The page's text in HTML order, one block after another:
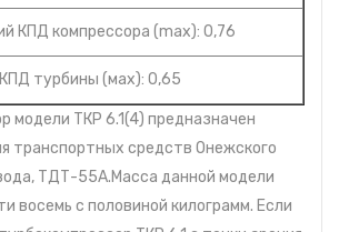
КПД компрессора (max): 0,76
турбины (мах): 0,65
модели ТКР 6.1(4) предназначен
транспортных средств Онежского
ТДТ-55А.Масса данной модели
восемь с половиной килограмм. Если